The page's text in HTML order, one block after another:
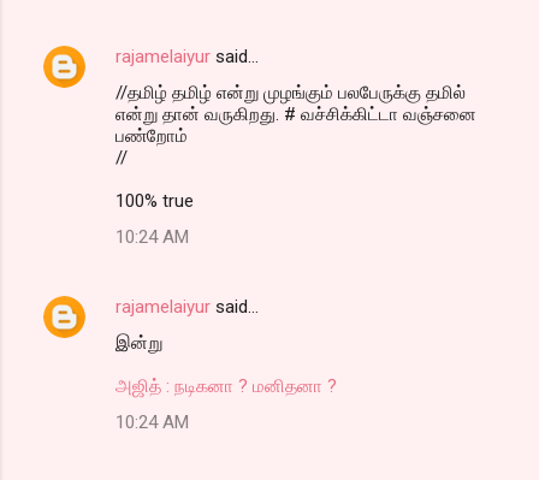
rajamelaiyur said…
//தமிழ் தமிழ் என்று முழங்கும் பலபேருக்கு தமில்
என்று தான் வருகிறது. # வச்சிக்கிட்டா வஞ்சனை
பண்றோம்
//
100% true
10:24 AM
rajamelaiyur said…
இன்று
அஜித் : நடிகனா ? மனிதனா ?
10:24 AM